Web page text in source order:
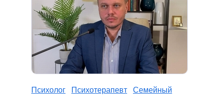
Психолог Психотерапевт
Семейный